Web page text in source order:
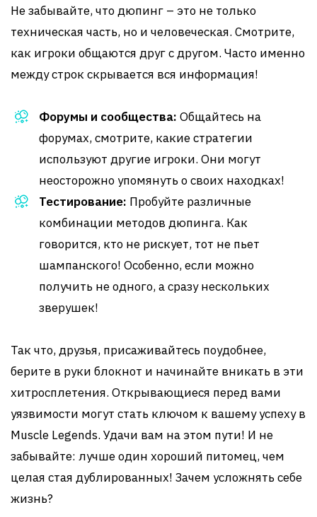
Не забывайте, что дюпинг – это не только
техническая часть, но и человеческая. Смотрите,
как игроки общаются друг с другом. Часто именно
между строк скрывается вся информация!
Форумы и сообщества: Общайтесь на
форумах, смотрите, какие стратегии
используют другие игроки. Они могут
неосторожно упомянуть о своих находках!
Тестирование: Пробуйте различные
комбинации методов дюпинга. Как
говорится, кто не рискует, тот не пьет
шампанского! Особенно, если можно
получить не одного, а сразу нескольких
зверушек!
Так что, друзья, присаживайтесь поудобнее,
берите в руки блокнот и начинайте вникать в эти
хитросплетения. Открывающиеся перед вами
уязвимости могут стать ключом к вашему успеху в
Muscle Legends. Удачи вам на этом пути! И не
забывайте: лучше один хороший питомец, чем
целая стая дублированных! Зачем усложнять себе
жизнь?